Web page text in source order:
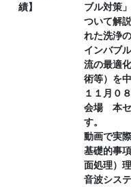
績】
ブル対策
ついて解
れた洗浄
インバブ
流の最適
術等）を
１１月０
会場 本セ
す。
動画で実
基礎的事
面処理）
音波シス